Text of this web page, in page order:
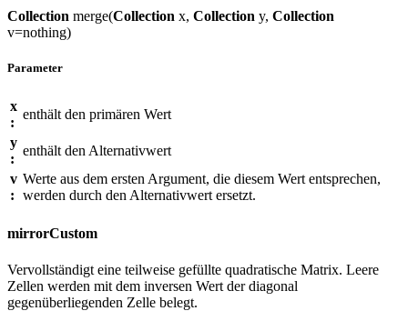
Collection merge(Collection x, Collection y, Collection
v=nothing)
Parameter
x
:
enthält den primären Wert
y
:
enthält den Alternativwert
v
:
Werte aus dem ersten Argument, die diesem Wert entsprechen,
werden durch den Alternativwert ersetzt.
mirrorCustom
Vervollständigt eine teilweise gefüllte quadratische Matrix. Leere
Zellen werden mit dem inversen Wert der diagonal
gegenüberliegenden Zelle belegt.